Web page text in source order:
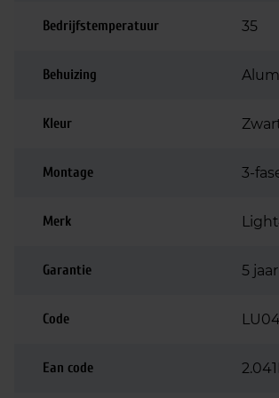
Bedrijfstemperatuur 35
Behuizing
Kleur
Montage 3-
Merk
Garantie 5 jaar
Code
Ean code